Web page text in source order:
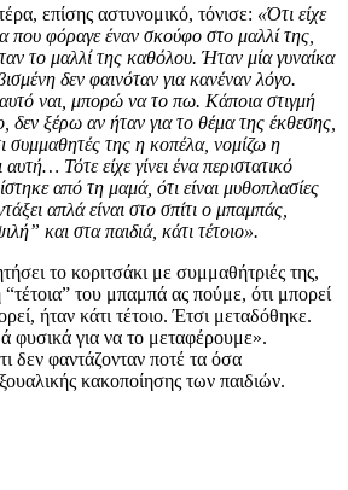
επίσης αστυνομικό, τόνισε: «Ότι είχε
που φόραγε έναν σκούφο στο μαλλί της,
το μαλλί της καθόλου. Ήταν μία γυναίκα
δεν φαινόταν για κανέναν λόγο.
, αυτό ναι, μπορώ να το πω. Κάποια στιγμή
δεν ξέρω αν ήταν για το θέμα της έκθεσης,
συμμαθητές της η κοπέλα, νομίζω η
Τότε είχε γίνει ένα περιστατικό
από τη μαμά, ότι είναι μυθοπλασίες
απλά είναι στο σπίτι ο μπαμπάς,
και στα παιδιά, κάτι τέτοιο».
το κοριτσάκι με συμμαθήτριές της,
“τέτοια” του μπαμπά ας πούμε, ότι μπορεί
ήταν κάτι τέτοιο. Έτσι μεταδόθηκε.
φυσικά για να το μεταφέρουμε».
δεν φαντάζονταν ποτέ τα όσα
κακοποίησης των παιδιών.